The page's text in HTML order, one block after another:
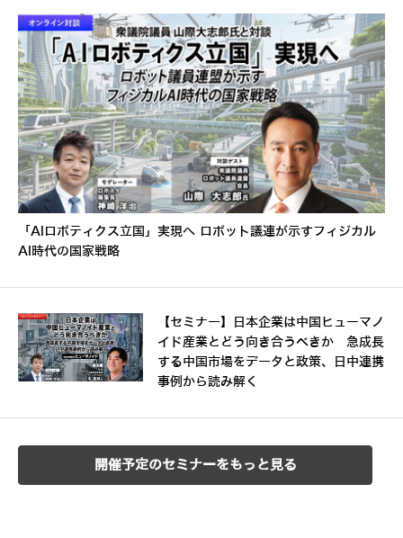
「AIロボティクス立国」実現へ ロボット議連が示すフィジカル
AI時代の国家戦略
【セミナー】日本企業は中国ヒューマノ
イド産業とどう向き合うべきか 急成長
する中国市場をデータと政策、日中連携
事例から読み解く
開催予定のセミナーをもっと見る